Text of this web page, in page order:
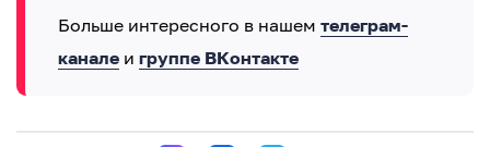
Больше интересного в нашем телеграм-
канале и группе ВКонтакте